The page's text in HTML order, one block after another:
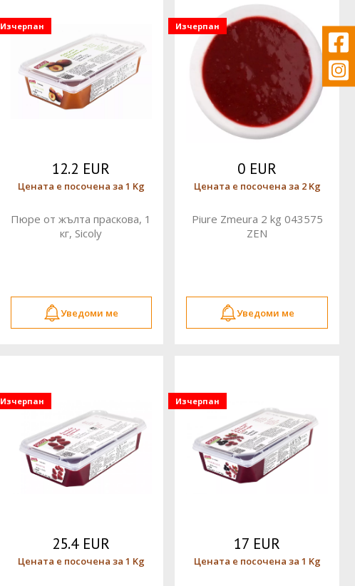
Изчерпан
12.2 EUR
Цената е посочена за 1 Kg
Пюре от жълта праскова, 1
кг, Sicoly
Уведоми ме
Изчерпан
0 EUR
Цената е посочена за 2 Kg
Piure Zmeura 2 kg 043575
ZEN
Уведоми ме
Изчерпан
25.4 EUR
Цената е посочена за 1 Kg
Изчерпан
17 EUR
Цената е посочена за 1 Kg